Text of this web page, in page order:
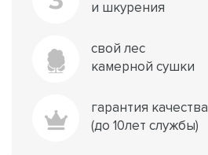
и шкурения
свой лес
камерной сушки
гарантия качества
(до 10лет службы)